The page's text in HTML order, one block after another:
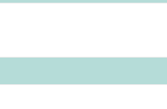
für 60s.)
(Aushärtung: